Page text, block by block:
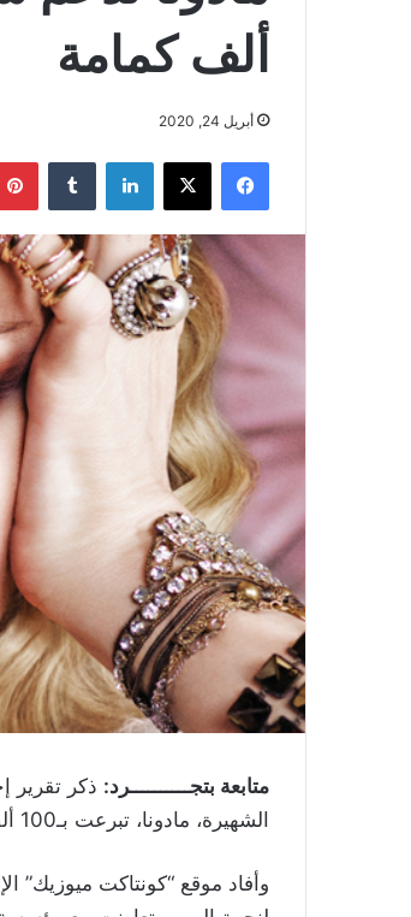
ألف كمامة
أبريل 24, 2020
فيسبوك ‫X لينكدإن
متابعة بتجــــــــــرد: ذكر تقرير
الشهيرة، مادونا، تبرعت بـ100 ألف قناع طبي للسجناء، لمساعدتهم في مواجهة فيروس كورونا المستجد
وأفاد موقع “كونتاكت ميوزيك”